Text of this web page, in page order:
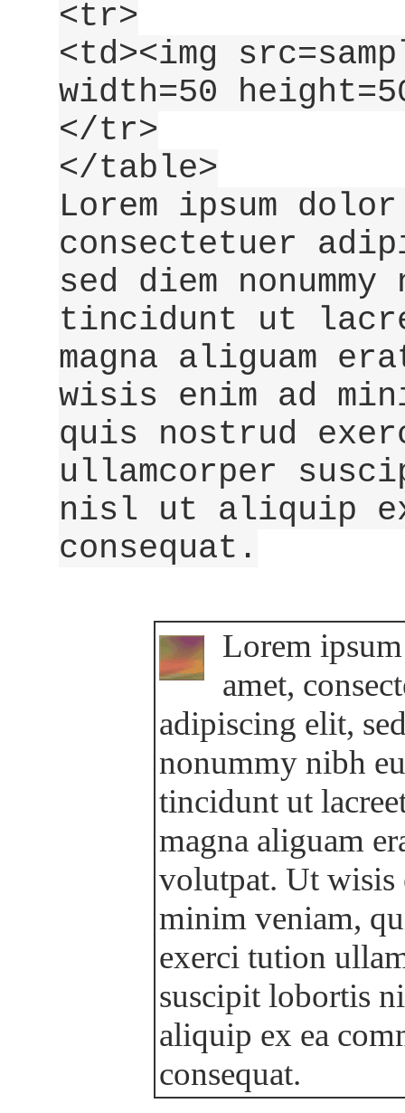
<tr>
<td><img
width=50
</tr>
</table>
Lorem ipsum
consectetuer
sed diem
tincidunt ut
magna aliguam
wisis enim ad
quis nostrud
ullamcorper
nisl ut aliquip ex
consequat.
Lorem
amet,
adipiscing elit,
nonummy nibh
tincidunt ut
magna aliguam
volutpat. Ut wisis
minim veniam,
exerci tution
suscipit lobortis
aliquip ex ea
consequat.